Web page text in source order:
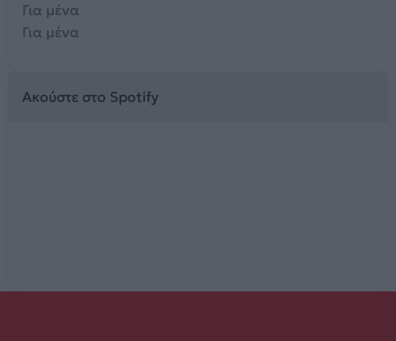
Για μένα
Για μένα
Ακούστε στο Spotify